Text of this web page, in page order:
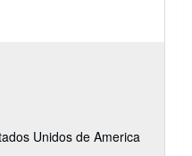
Unidos de America